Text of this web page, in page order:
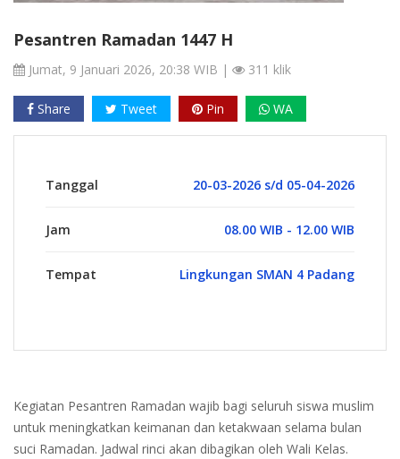
Pesantren Ramadan 1447 H
Jumat, 9 Januari 2026, 20:38 WIB | 311 klik
Share Tweet Pin WA
Tanggal 20-03-2026 s/d 05-04-2026
Jam 08.00 WIB - 12.00 WIB
Tempat Lingkungan SMAN 4 Padang
Kegiatan Pesantren Ramadan wajib bagi seluruh siswa muslim
untuk meningkatkan keimanan dan ketakwaan selama bulan
suci Ramadan. Jadwal rinci akan dibagikan oleh Wali Kelas.